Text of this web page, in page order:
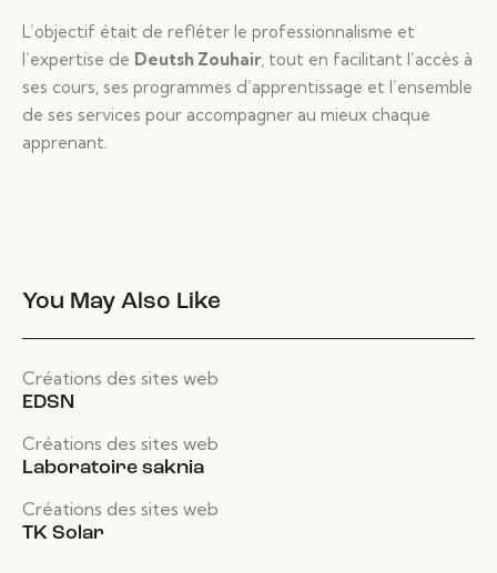
L’objectif était de refléter le professionnalisme et
l’expertise de Deutsh Zouhair, tout en facilitant l’accès à
ses cours, ses programmes d’apprentissage et l’ensemble
de ses services pour accompagner au mieux chaque
apprenant.
You May Also Like
Créations des sites web
EDSN
Créations des sites web
Laboratoire saknia
Créations des sites web
TK Solar